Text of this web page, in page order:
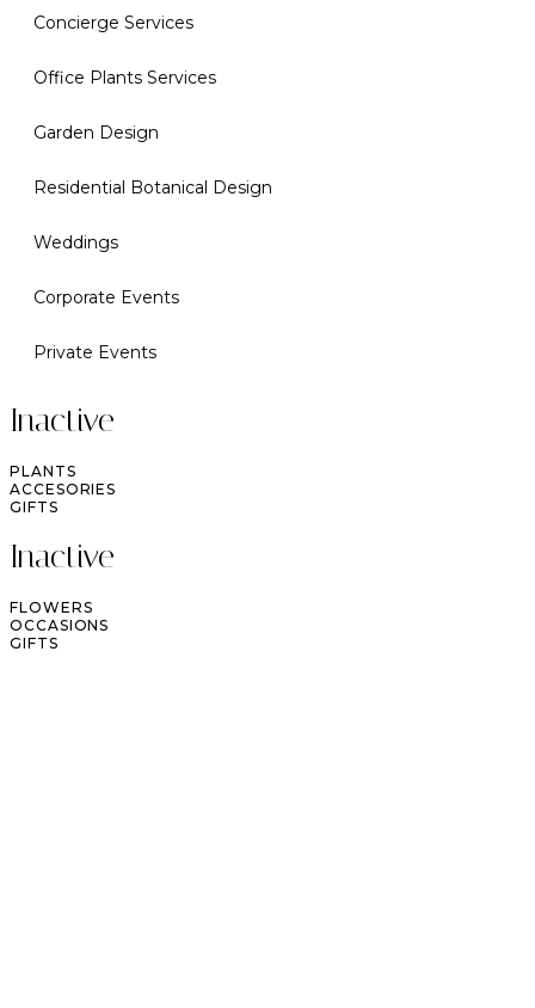
Concierge Services
Office Plants Services
Garden Design
Residential Botanical Design
Weddings
Corporate Events
Private Events
Inactive
PLANTS
ACCESORIES
GIFTS
Inactive
FLOWERS
OCCASIONS
GIFTS